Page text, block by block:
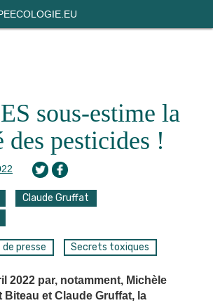
sous-estime la
pesticides !
Claude Gruffat
presse Secrets toxiques
2022 par, notamment, Michèle
Biteau et Claude Gruffat, la